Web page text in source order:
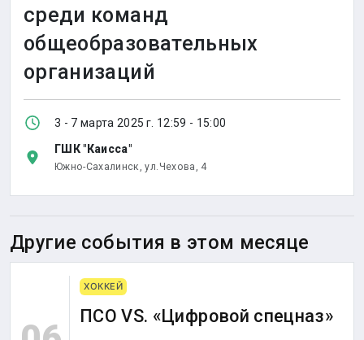
среди команд
общеобразовательных
организаций
3 - 7 марта 2025 г. 12:59 - 15:00
ГШК "Каисса"
Южно-Сахалинск,ул.Чехова, 4
Другие события в этом месяце
ХОККЕЙ
ПСО VS. «Цифровой спецназ»